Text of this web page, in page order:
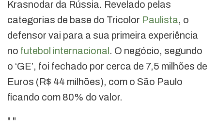
Krasnodar da Rússia. Revelado pelas
categorias de base do Tricolor Paulista, o
defensor vai para a sua primeira experiência
no futebol internacional . O negócio, segundo
o ‘GE’, foi fechado por cerca de 7,5 milhões de
Euros (R$ 44 milhões), com o São Paulo
ficando com 80% do valor.
" "